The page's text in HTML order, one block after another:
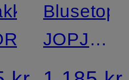
Blusetop
JOPJOP
med